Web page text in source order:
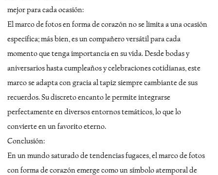
mejor para cada ocasión:
El marco de fotos en forma de corazón no se limita a una ocasión
específica; más bien, es un compañero versátil para cada
momento que tenga importancia en su vida. Desde bodas y
aniversarios hasta cumpleaños y celebraciones cotidianas, este
marco se adapta con gracia al tapiz siempre cambiante de sus
recuerdos. Su discreto encanto le permite integrarse
perfectamente en diversos entornos temáticos, lo que lo
convierte en un favorito eterno.
Conclusión:
En un mundo saturado de tendencias fugaces, el marco de fotos
con forma de corazón emerge como un símbolo atemporal de